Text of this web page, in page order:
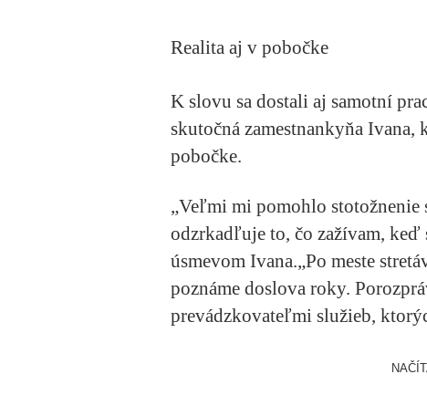
Realita aj v pobočke
K slovu sa dostali aj samotní
skutočná zamestnankyňa Ivana,
pobočke.
„Veľmi mi pomohlo stotožnenie
odzrkadľuje to, čo zažívam, keď
úsmevom Ivana.„Po meste
poznáme doslova roky.
prevádzkovateľmi služieb,